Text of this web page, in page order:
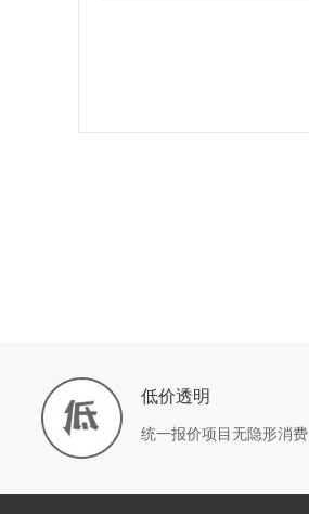
低价透明
统一报价项目无隐形消费